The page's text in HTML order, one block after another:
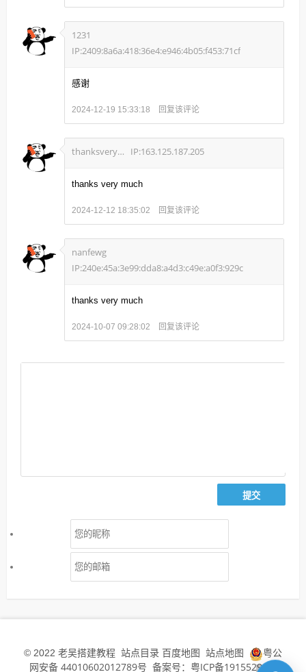
1231
IP:2409:8a6a:418:36e4:e946:4b05:f453:71cf
感谢
2024-12-19 15:33:18 回复该评论
thanksverymuch IP:163.125.187.205
thanks very much
2024-12-12 18:35:02 回复该评论
nanfewg
IP:240e:45a:3e99:dda8:a4d3:c49e:a0f3:929c
thanks very much
2024-10-07 09:28:02 回复该评论
© 2022 老吴搭建教程 站点目录 百度地图 站点地图
粤公
网安备 44010602012789号 备案号：粤ICP备19155294号